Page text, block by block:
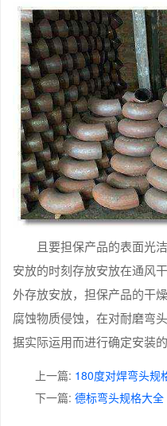
且要担保产品的表面光
安放的时刻存放安放在通风
外存放安放，担保产品的干
腐蚀物质侵蚀，在对耐磨弯
据实际运用而进行确定安装
上一篇: 180度对焊弯头规
下一篇: 德标弯头规格大全